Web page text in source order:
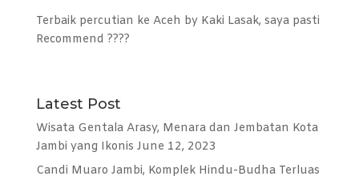
Terbaik percutian ke Aceh by Kaki Lasak, saya pasti
Recommend ????
Latest Post
Wisata Gentala Arasy, Menara dan Jembatan Kota
Jambi yang Ikonis June 12, 2023
Candi Muaro Jambi, Komplek Hindu-Budha Terluas